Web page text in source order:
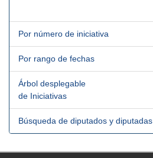
Por número de iniciativa
Por rango de fechas
Árbol desplegable
de Iniciativas
Búsqueda de diputados y diputadas